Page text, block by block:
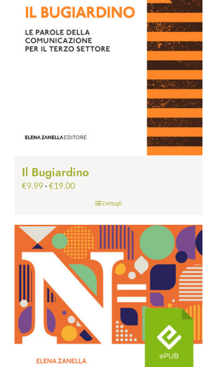
Il Bugiardino
€9.99-€19.00Fascia
prezzo:
€9.99
a
€19.00
Dettagli